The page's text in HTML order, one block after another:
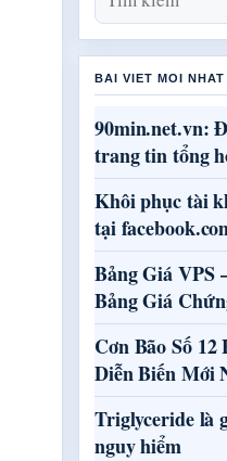
BAI VIET MOI NHAT
90min.net.vn:
trang tin tổng
Khôi phục tài
tại
Bảng Giá VPS
Bảng Giá
Cơn Bão Số
Diễn Biến Mới
Triglyceride là
nguy hiểm